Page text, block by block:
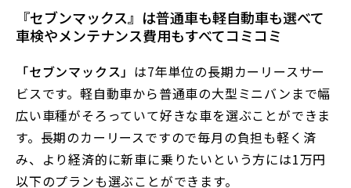
『セブンマックス』は普通車も軽自動車も選べて
車検やメンテナンス費用もすべてコミコミ
「セブンマックス」 は7年単位の長期カーリースサー
ビスです。軽自動車から普通車の大型ミニバンまで幅
広い車種がそろっていて好きな車を選ぶことができま
す。長期のカーリースですので毎月の負担も軽く済
み、より経済的に新車に乗りたいという方には1万円
以下のプランも選ぶことができます。